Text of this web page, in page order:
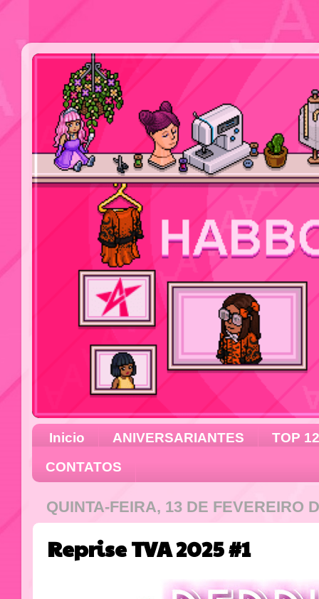
Inicio ANIVERSARIANTES
TOP 12
CONTATOS
QUINTA-FEIRA, 13 DE FEVEREIRO
Reprise TVA 2025 #1